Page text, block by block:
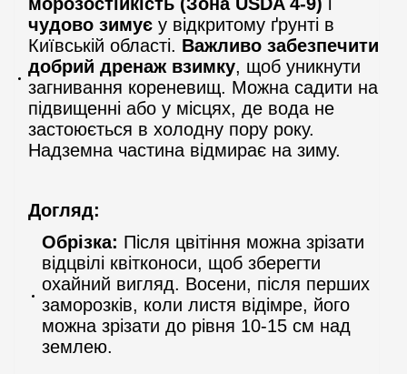
чудово зимує у відкритому ґрунті в
Київській області. Важливо забезпечити
добрий дренаж взимку, щоб уникнути
загнивання кореневищ. Можна садити на
підвищенні або у місцях, де вода не
застоюється в холодну пору року.
Надземна частина відмирає на зиму.
Догляд:
Обрізка: Після цвітіння можна зрізати
відцвілі квітконоси, щоб зберегти
охайний вигляд. Восени, після перших
заморозків, коли листя відімре, його
можна зрізати до рівня 10-15 см над
землею.